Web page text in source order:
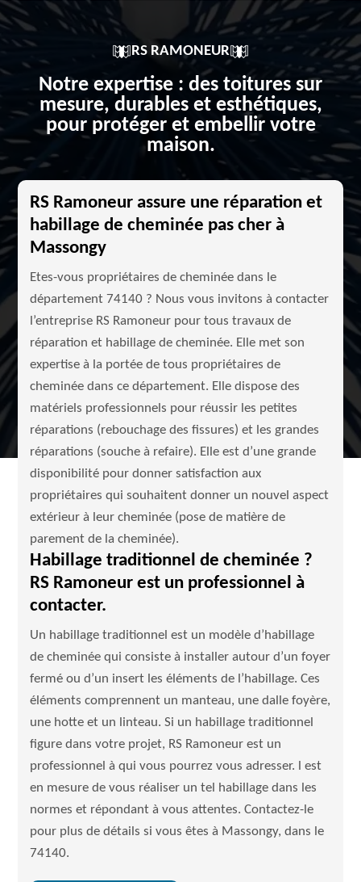
RS RAMONEUR
Notre expertise : des toitures sur
mesure, durables et esthétiques,
pour protéger et embellir votre
maison.
RS Ramoneur assure une réparation et
habillage de cheminée pas cher à
Massongy
Etes-vous propriétaires de cheminée dans le
département 74140 ? Nous vous invitons à contacter
l’entreprise RS Ramoneur pour tous travaux de
réparation et habillage de cheminée. Elle met son
expertise à la portée de tous propriétaires de
cheminée dans ce département. Elle dispose des
matériels professionnels pour réussir les petites
réparations (rebouchage des fissures) et les grandes
réparations (souche à refaire). Elle est d’une grande
disponibilité pour donner satisfaction aux
propriétaires qui souhaitent donner un nouvel aspect
extérieur à leur cheminée (pose de matière de
parement de la cheminée).
Habillage traditionnel de cheminée ?
RS Ramoneur est un professionnel à
contacter.
Un habillage traditionnel est un modèle d’habillage
de cheminée qui consiste à installer autour d’un foyer
fermé ou d’un insert les éléments de l’habillage. Ces
éléments comprennent un manteau, une dalle foyère,
une hotte et un linteau. Si un habillage traditionnel
figure dans votre projet, RS Ramoneur est un
professionnel à qui vous pourrez vous adresser. l est
en mesure de vous réaliser un tel habillage dans les
normes et répondant à vous attentes. Contactez-le
pour plus de détails si vous êtes à Massongy, dans le
74140.